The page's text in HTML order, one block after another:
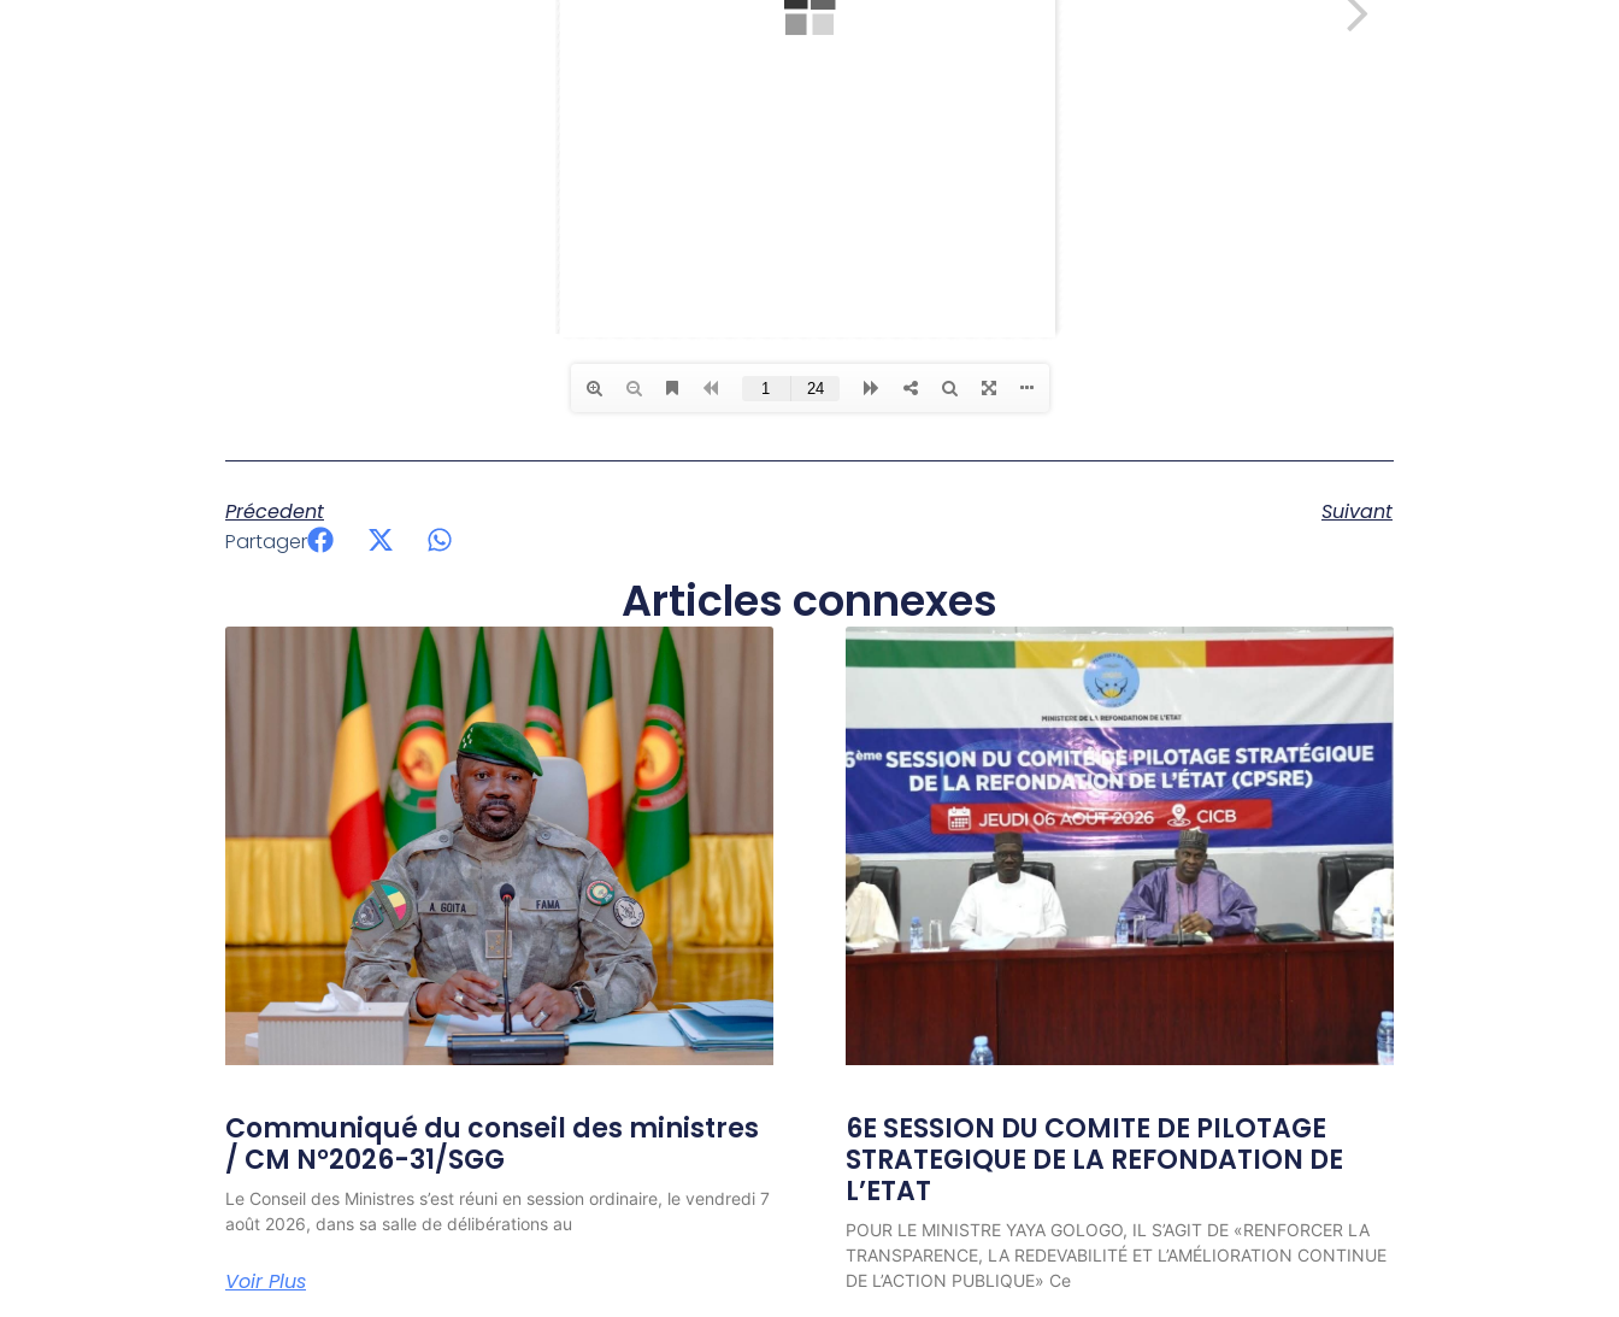
Précedent
Suivant
Partager
Articles connexes
Communiqué du conseil des ministres
/ CM N°2026-31/SGG
Le Conseil des Ministres s’est réuni en session ordinaire, le vendredi 7
août 2026, dans sa salle de délibérations au
Voir Plus
6E SESSION DU COMITE DE PILOTAGE
STRATEGIQUE DE LA REFONDATION DE
L’ETAT
POUR LE MINISTRE YAYA GOLOGO, IL S’AGIT DE «RENFORCER LA
TRANSPARENCE, LA REDEVABILITÉ ET L’AMÉLIORATION CONTINUE
DE L’ACTION PUBLIQUE» Ce